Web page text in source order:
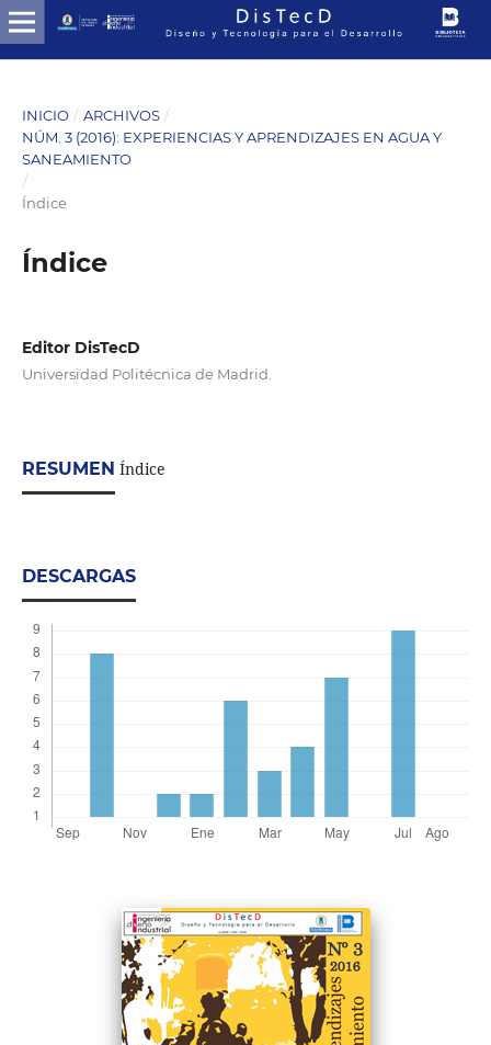
INICIO / ARCHIVOS /
NÚM. 3 (2016): EXPERIENCIAS Y APRENDIZAJES EN AGUA Y
SANEAMIENTO
/
Índice
Índice
Editor DisTecD
Universidad Politécnica de Madrid.
RESUMEN Índice
DESCARGAS